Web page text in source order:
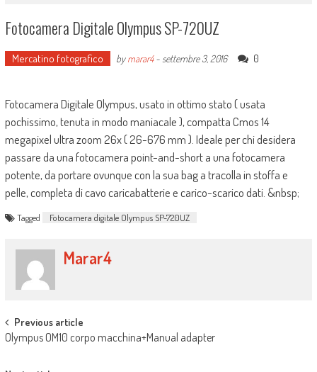
Fotocamera Digitale Olympus SP-720UZ
Mercatino fotografico bymarar4- settembre 3, 2016 0
Fotocamera Digitale Olympus, usato in ottimo stato ( usata
pochissimo, tenuta in modo maniacale ), compatta Cmos 14
megapixel ultra zoom 26x ( 26-676 mm ). Ideale per chi desidera
passare da una fotocamera point-and-short a una fotocamera
potente, da portare ovunque con la sua bag a tracolla in stoffa e
pelle, completa di cavo caricabatterie e carico-scarico dati. &nbsp;
Tagged Fotocamera digitale Olympus SP-720UZ
Marar4
Post navigation
Previous article
Olympus OM10 corpo macchina+Manual adapter